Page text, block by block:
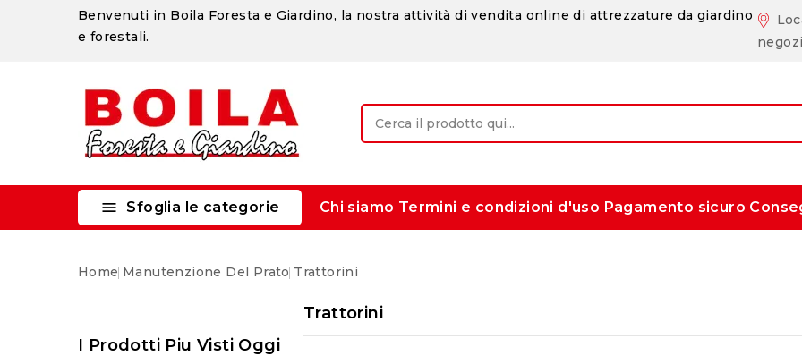
Benvenuti in Boila Foresta e Giardino, la nostra attività di vendita online di attrezzature da giardino
e forestali.
negozi
 Sfoglia le categorie Chi siamo Termini e condizioni d'uso Pagamento sicuro
Home Manutenzione Del Prato Trattorini
I Prodotti Piu Visti Oggi
Trattorini